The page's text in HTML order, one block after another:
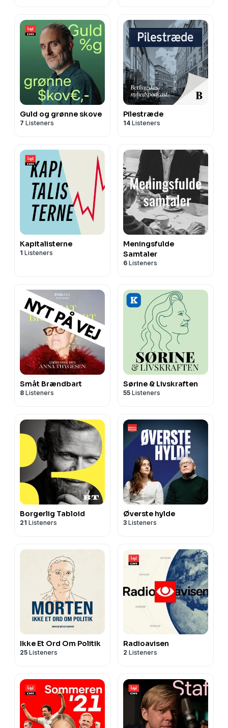
Guld og grønne skove
7 Listeners
Pilestræde
14 Listeners
Kapitalisterne
1 Listeners
Meningsfulde
Samtaler
6 Listeners
Småt Brændbart
8 Listeners
Sørine & Livskraften
55 Listeners
Borgerlig Tabloid
21 Listeners
Øverste hylde
3 Listeners
Ikke Et Ord Om Politik
25 Listeners
Radioavisen
2 Listeners